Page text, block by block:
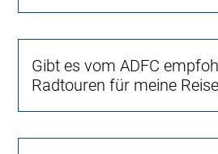
Gibt es vom ADFC
Radtouren für meine